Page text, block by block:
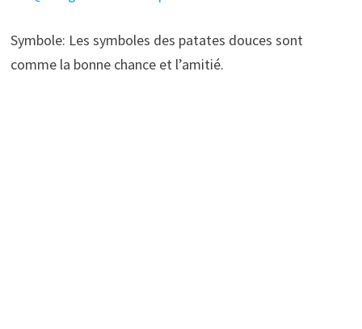
Symbole: Les symboles des patates douces sont
comme la bonne chance et l’amitié.